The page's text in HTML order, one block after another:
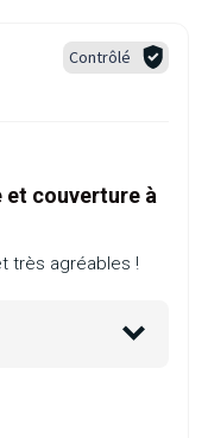
Contrôlé
couverture à
très agréables !